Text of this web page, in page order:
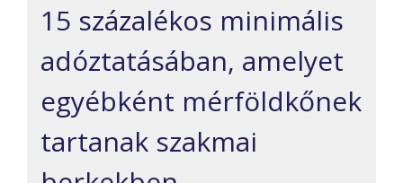
15 százalékos minimális
adóztatásában, amelyet
egyébként mérföldkőnek
tartanak szakmai